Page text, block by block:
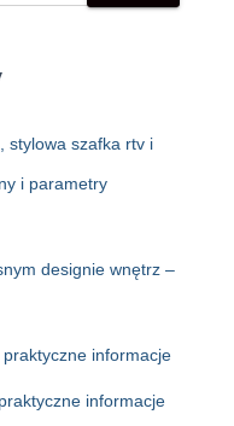
stylowa szafka rtv i
i parametry
designie wnętrz –
informacje
informacje